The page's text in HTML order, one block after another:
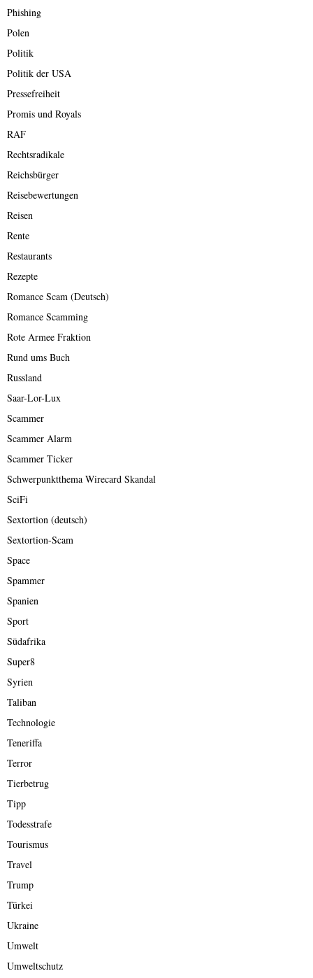
Phishing
Polen
Politik
Politik der USA
Pressefreiheit
Promis und Royals
RAF
Rechtsradikale
Reichsbürger
Reisebewertungen
Reisen
Rente
Restaurants
Rezepte
Romance Scam (Deutsch)
Romance Scamming
Rote Armee Fraktion
Rund ums Buch
Russland
Saar-Lor-Lux
Scammer
Scammer Alarm
Scammer Ticker
Schwerpunktthema Wirecard Skandal
SciFi
Sextortion (deutsch)
Sextortion-Scam
Space
Spammer
Spanien
Sport
Südafrika
Super8
Syrien
Taliban
Technologie
Teneriffa
Terror
Tierbetrug
Tipp
Todesstrafe
Tourismus
Travel
Trump
Türkei
Ukraine
Umwelt
Umweltschutz